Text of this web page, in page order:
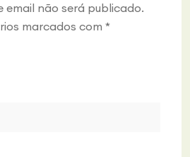
email não será publicado.
marcados com *